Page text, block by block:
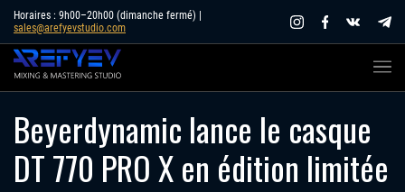
Skip
content
Horaires : 9h00–20h00 (dimanche fermé) |
sales@arefyevstudio.com
Beyerdynamic lance le casque
DT 770 PRO X en édition limitée